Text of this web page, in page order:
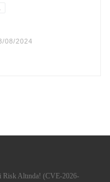
08/2024
Altında! (CVE-2026-